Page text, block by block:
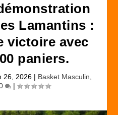
Lamantins :
victoire avec
paniers.
26, 2026| Basket Masculin
|